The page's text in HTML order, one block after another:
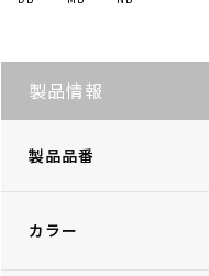
製品情報
製品品番
カラー